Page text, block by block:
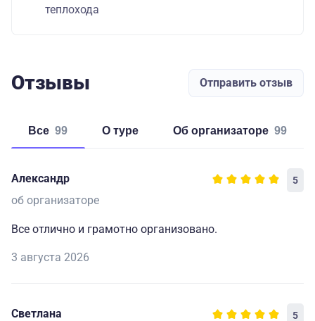
теплохода
Отзывы Отправить отзыв
Все 99 о туре об организаторе 99
Александр 5
об организаторе
Все отлично и грамотно организовано.
3 августа 2026
Светлана 5